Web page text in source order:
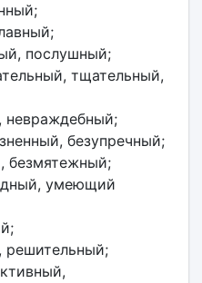
послушный;
тщательный,
безупречный;
безмятежный;
умеющий